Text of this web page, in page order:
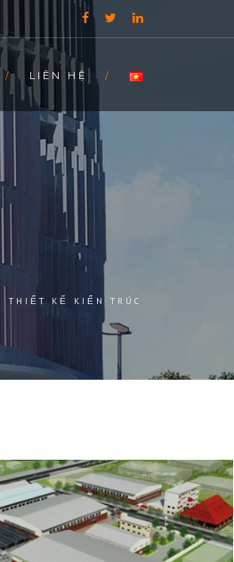
LIÊN HỆ
THIẾT KẾ KIẾN TRÚC